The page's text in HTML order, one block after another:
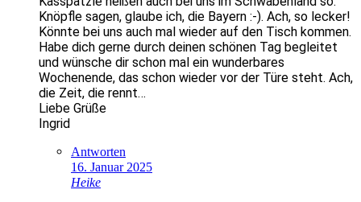
Knöpfle sagen, glaube ich, die Bayern :-). Ach, so lecker!
Könnte bei uns auch mal wieder auf den Tisch kommen.
Habe dich gerne durch deinen schönen Tag begleitet
und wünsche dir schon mal ein wunderbares
Wochenende, das schon wieder vor der Türe steht. Ach,
die Zeit, die rennt…
Liebe Grüße
Ingrid
Antworten
16. Januar 2025
Heike